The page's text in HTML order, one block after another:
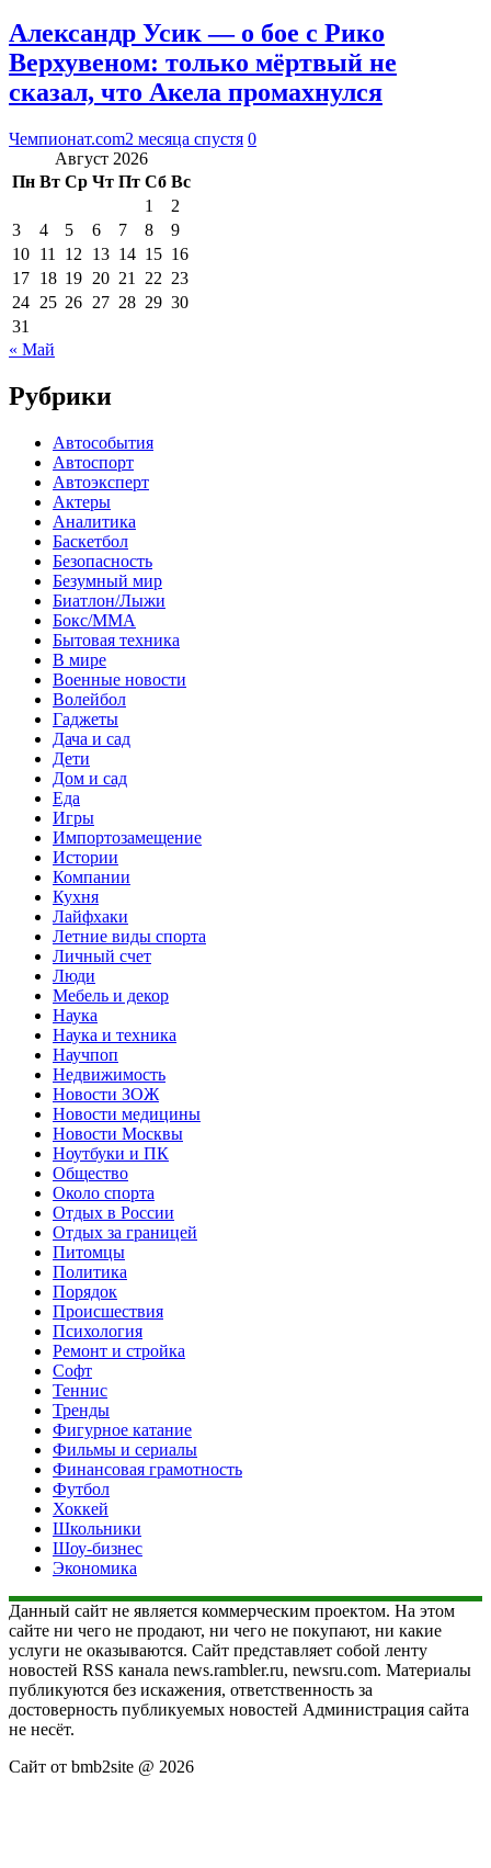
Александр Усик — о бое с Рико
Верхувеном: только мёртвый не
сказал, что Акела промахнулся
Чемпионат.com2 месяца спустя 0
Август 2026
Пн Вт Ср Чт Пт Сб Вс
1
2
3
4 5 6 7 8
9
10 11 12 13 14 15 16
17 18 19 20 21 22 23
24 25 26 27 28 29 30
31
« Май
Рубрики
Автособытия
Автоспорт
Автоэксперт
Актеры
Аналитика
Баскетбол
Безопасность
Безумный мир
Биатлон/Лыжи
Бокс/MMA
Бытовая техника
В мире
Военные новости
Волейбол
Гаджеты
Дача и сад
Дети
Дом и сад
Еда
Игры
Импортозамещение
Истории
Компании
Кухня
Лайфхаки
Летние виды спорта
Личный счет
Люди
Мебель и декор
Наука
Наука и техника
Научпоп
Недвижимость
Новости ЗОЖ
Новости медицины
Новости Москвы
Ноутбуки и ПК
Общество
Около спорта
Отдых в России
Отдых за границей
Питомцы
Политика
Порядок
Происшествия
Психология
Ремонт и стройка
Софт
Теннис
Тренды
Фигурное катание
Фильмы и сериалы
Финансовая грамотность
Футбол
Хоккей
Школьники
Шоу-бизнес
Экономика
Данный сайт не является коммерческим проектом. На этом
сайте ни чего не продают, ни чего не покупают, ни какие
услуги не оказываются. Сайт представляет собой ленту
новостей RSS канала news.rambler.ru, newsru.com. Материалы
публикуются без искажения, ответственность за
достоверность публикуемых новостей Администрация сайта
не несёт.
Сайт от bmb2site @ 2026